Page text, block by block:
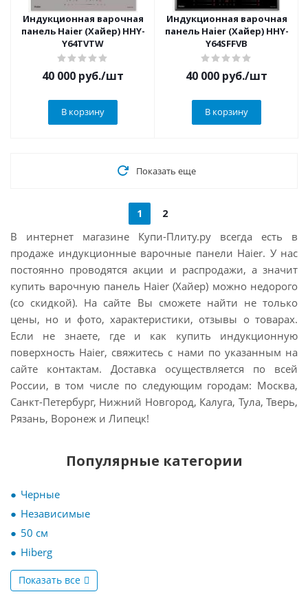
Индукционная варочная
панель Haier (Хайер) HHY-
Y64TVTW
40 000 руб./шт
В корзину
Индукционная варочная
панель Haier (Хайер) HHY-
Y64SFFVB
40 000 руб./шт
В корзину
Показать еще
1 2
В интернет магазине Купи-Плиту.ру всегда есть в
продаже индукционные варочные панели Haier. У нас
постоянно проводятся акции и распродажи, а значит
купить варочную панель Haier (Хайер) можно недорого
(со скидкой). На сайте Вы сможете найти не только
цены, но и фото, характеристики, отзывы о товарах.
Если не знаете, где и как купить индукционную
поверхность Haier, свяжитесь с нами по указанным на
сайте контактам. Доставка осуществляется по всей
России, в том числе по следующим городам: Москва,
Санкт-Петербург, Нижний Новгород, Калуга, Тула, Тверь,
Рязань, Воронеж и Липецк!
Популярные категории
Черные
Независимые
50 см
Hiberg
Показать все